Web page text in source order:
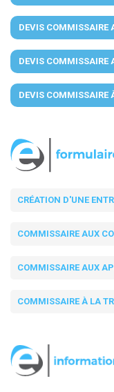
DEVIS COMMISSAIRE
DEVIS COMMISSAIRE
DEVIS COMMISSAIRE
CRÉATION D'UNE
COMMISSAIRE AUX
COMMISSAIRE AUX
COMMISSAIRE À LA